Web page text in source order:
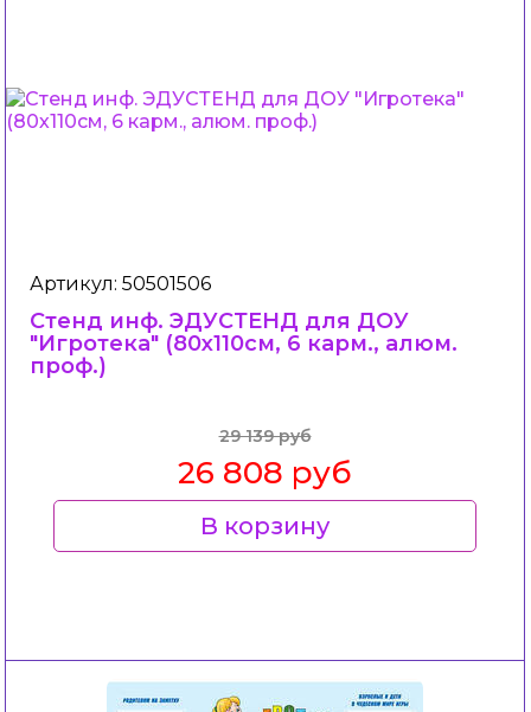
Артикул: 50501506
Стенд инф. ЭДУСТЕНД для ДОУ
"Игротека" (80х110см, 6 карм., алюм.
проф.)
29 139 руб
26 808 руб
В корзину